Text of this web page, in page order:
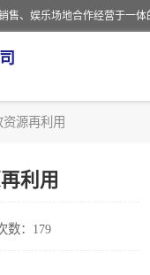
源再利用
利用
数：179